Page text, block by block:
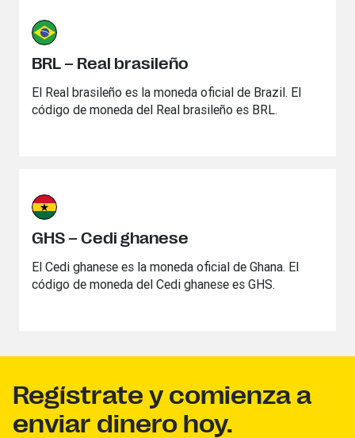
BRL – Real brasileño
El Real brasileño es la moneda oficial de Brazil. El
código de moneda del Real brasileño es BRL.
GHS – Cedi ghanese
El Cedi ghanese es la moneda oficial de Ghana. El
código de moneda del Cedi ghanese es GHS.
Regístrate y comienza a
enviar dinero hoy.